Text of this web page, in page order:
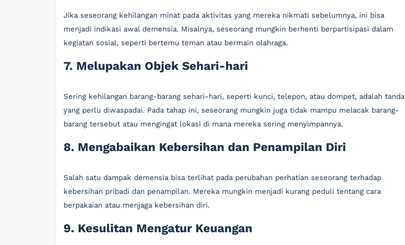
Jika seseorang kehilangan minat pada aktivitas yang mereka nikmati sebelumnya, ini bisa
menjadi indikasi awal demensia. Misalnya, seseorang mungkin berhenti berpartisipasi dalam
kegiatan sosial, seperti bertemu teman atau bermain olahraga.
7. Melupakan Objek Sehari-hari
Sering kehilangan barang-barang sehari-hari, seperti kunci, telepon, atau dompet, adalah tanda
yang perlu diwaspadai. Pada tahap ini, seseorang mungkin juga tidak mampu melacak barang-
barang tersebut atau mengingat lokasi di mana mereka sering menyimpannya.
8. Mengabaikan Kebersihan dan Penampilan Diri
Salah satu dampak demensia bisa terlihat pada perubahan perhatian seseorang terhadap
kebersihan pribadi dan penampilan. Mereka mungkin menjadi kurang peduli tentang cara
berpakaian atau menjaga kebersihan diri.
9. Kesulitan Mengatur Keuangan